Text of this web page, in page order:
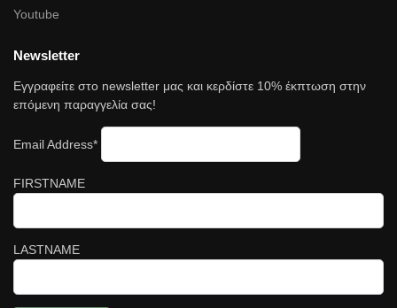
Youtube
Newsletter
Εγγραφείτε στο newsletter μας και κερδίστε 10% έκπτωση στην
επόμενη παραγγελία σας!
Email Address*
FIRSTNAME
LASTNAME